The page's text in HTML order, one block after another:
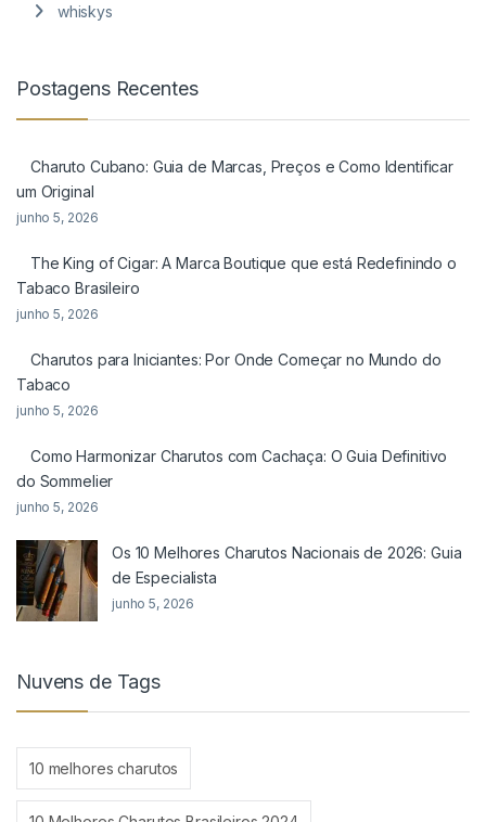
whiskys
Postagens Recentes
Charuto Cubano: Guia de Marcas, Preços e Como Identificar
um Original
junho 5, 2026
The King of Cigar: A Marca Boutique que está Redefinindo o
Tabaco Brasileiro
junho 5, 2026
Charutos para Iniciantes: Por Onde Começar no Mundo do
Tabaco
junho 5, 2026
Como Harmonizar Charutos com Cachaça: O Guia Definitivo
do Sommelier
junho 5, 2026
Os 10 Melhores Charutos Nacionais de 2026: Guia
de Especialista
junho 5, 2026
Nuvens de Tags
10 melhores charutos